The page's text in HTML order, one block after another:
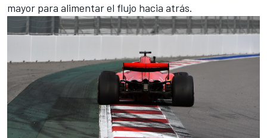
mayor para alimentar el flujo hacia atrás.